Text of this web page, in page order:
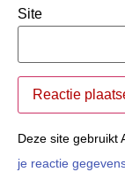
Site
Deze site gebruikt
je reactie